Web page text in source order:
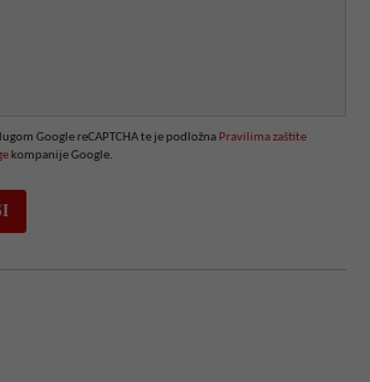
Google reCAPTCHA te je podložna Pravilima zaštite
kompanije Google.